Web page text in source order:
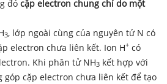
đó cặp electron chung chỉ do một
3, lớp ngoài cùng của nguyên tử N có
electron chưa liên kết. Ion H+ có
Khi phân tử NH3 kết hợp với
góp cặp electron chưa liên kết để tạo